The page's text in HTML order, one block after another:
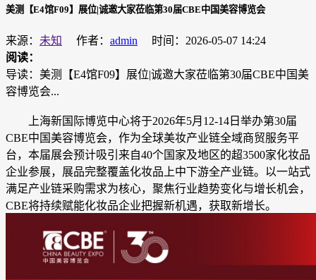
美测【E4馆F09】展位|诚邀大家莅临第30届CBE中国美容博览会
来源： 未知 作者： admin
时间：2026-05-07 14:24
阅读：
导读：美测【E4馆F09】展位|诚邀大家莅临第30届CBE中国美
容博览会...
上海新国际博览中心将于2026年5月12-14日举办第30届
CBE中国美容博览会，作为全球美妆产业链全域商贸服务平
台，本届展会预计吸引来自40个国家及地区的超3500家化妆品
企业参展，展品完整覆盖化妆品上中下游全产业链。以一站式
满足产业链采购需求为核心，聚焦行业趋势变化与增长机会，
CBE将持续赋能化妆品企业把握新机遇，获取新增长。